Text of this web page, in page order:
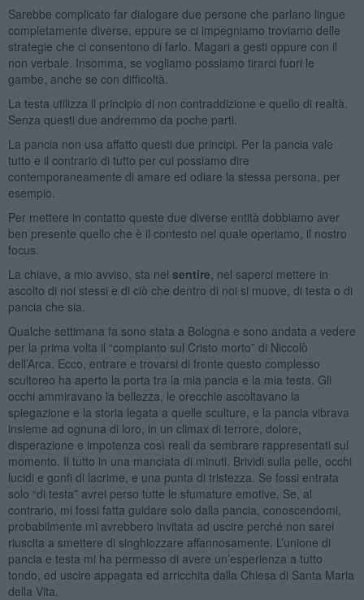
Sarebbe complicato far dialogare due persone che parlano lingue
completamente diverse, eppure se ci impegniamo troviamo delle
strategie che ci consentono di farlo. Magari a gesti oppure con il
non verbale. Insomma, se vogliamo possiamo tirarci fuori le
gambe, anche se con difficoltà.
La testa utilizza il principio di non contraddizione e quello di realtà.
Senza questi due andremmo da poche parti.
La pancia non usa affatto questi due principi. Per la pancia vale
tutto e il contrario di tutto per cui possiamo dire
contemporaneamente di amare ed odiare la stessa persona, per
esempio.
Per mettere in contatto queste due diverse entità dobbiamo aver
ben presente quello che è il contesto nel quale operiamo, il nostro
focus.
La chiave, a mio avviso, sta nel sentire , nel saperci mettere in
ascolto di noi stessi e di ciò che dentro di noi si muove, di testa o di
pancia che sia.
Qualche settimana fa sono stata a Bologna e sono andata a vedere
per la prima volta il “compianto sul Cristo morto” di Niccolò
dell’Arca. Ecco, entrare e trovarsi di fronte questo complesso
scultoreo ha aperto la porta tra la mia pancia e la mia testa. Gli
occhi ammiravano la bellezza, le orecchie ascoltavano la
spiegazione e la storia legata a quelle sculture, e la pancia vibrava
insieme ad ognuna di loro, in un climax di terrore, dolore,
disperazione e impotenza così reali da sembrare rappresentati sul
momento. Il tutto in una manciata di minuti. Brividi sulla pelle, occhi
lucidi e gonfi di lacrime, e una punta di tristezza. Se fossi entrata
solo “di testa” avrei perso tutte le sfumature emotive. Se, al
contrario, mi fossi fatta guidare solo dalla pancia, conoscendomi,
probabilmente mi avrebbero invitata ad uscire perché non sarei
riuscita a smettere di singhiozzare affannosamente. L’unione di
pancia e testa mi ha permesso di avere un’esperienza a tutto
tondo, ed uscire appagata ed arricchita dalla Chiesa di Santa Maria
della Vita.